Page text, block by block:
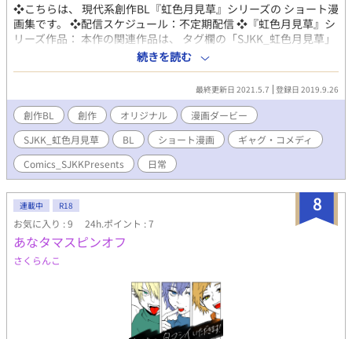
❖こちらは、 現代系創作BL『虹色月見草』シリーズの ショート漫
画集です。 ❖配信スケジュール：不定期配信 ❖『虹色月見草』シ
リーズ作品： 本作の関連作品は、 タグ欄の「SJKK_虹色月見草」
を選んで頂けますと 一括で表示されます。 ※投稿作品の制作時
期、 作画クオリティ、画風はまばらです。 ※R18作品が追加とな
った際は カテゴリをR18に変更いたします。 ＋＋＋補足情報＋
＋＋ ●『虹色月見草』シリーズとは…？ "自由"を愛して止ま
ない 幼馴染トリオの「美鶴・真智・洋介」と、 彼らを中心に
様々な人々が紡ぐ様々な物語。 その色とりどりな物語を総括
するシリーズが 『虹色月見草-にじいろツキミソウ-』で
す。 ＋＋＋投稿作品についての注意事項(定型掲載文)＋
＋＋ ※当方が創作するすべての作品・物語・用語・情報等は、作
人物・団体・事件・地名等と重なるものがあっても、 それらと
は一切の関係はありません。 ※当方が投稿する全ての創作物（イ
ラスト・文章など）の 無断記載・転載・転用・複製(模写トレス
含)・保存(スクショ含)・二次配布 自作発現・商品化・創作作品
の二次創作・二次利用(アイコン・ヘッダー・壁紙利用など)
Works※ → Do not reprint, copy or download.
続きを読む
最終更新日 2021.5.7 登録日 2019.9.26
創作BL 創作 オリジナル
漫画ダービー
SJKK_虹色月見草
BL ショート漫画
ギャグ・コメディ
Comics_SJKKPresents
日常
8
連載中 R18
お気に入り : 9 24h.ポイント : 7
あなタマスピンオフ
さくらんこ